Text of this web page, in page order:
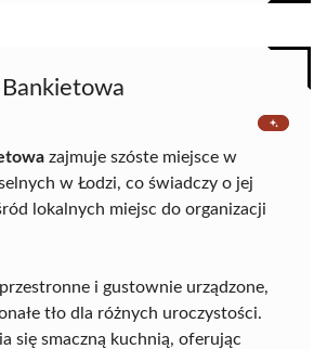
zajmuje szóste miejsce w
w Łodzi, co świadczy o jej
lokalnych miejsc do organizacji
i gustownie urządzone,
tło dla różnych uroczystości.
się smaczną kuchnią, oferując